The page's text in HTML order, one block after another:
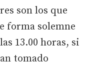
son los que
forma solemne
13.00 horas, si
tomado